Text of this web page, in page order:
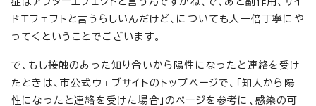
ドエフェフトと言うらしいんだけど、についても人一倍丁寧にや
ってくということでございます。
で、もし接触のあった知り合いから陽性になったと連絡を受け
たときは、市公式ウェブサイトのトップページで、「知人から陽
性になったと連絡を受けた場合」のページを参考に、感染の可